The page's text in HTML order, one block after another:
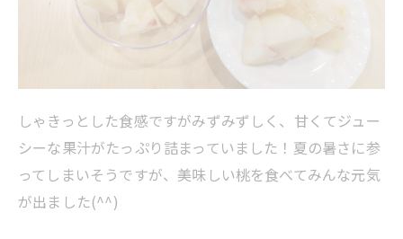
しゃきっとした食感ですがみずみずしく、甘くてジュー
シーな果汁がたっぷり詰まっていました！夏の暑さに参
ってしまいそうですが、美味しい桃を食べてみんな元気
が出ました(^^)